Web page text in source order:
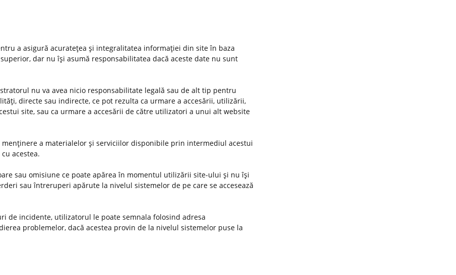
a asigură acurateţea şi integralitatea informaţiei din site în baza
dar nu îşi asumă responsabilitatea dacă aceste date nu sunt
nu va avea nicio responsabilitate legală sau de alt tip pentru
directe sau indirecte, ce pot rezulta ca urmare a accesării, utilizării,
site, sau ca urmare a accesării de către utilizatori a unui alt website
a materialelor şi serviciilor disponibile prin intermediul acestui
acestea.
sau omisiune ce poate apărea în momentul utilizării site-ului şi nu îşi
sau întreruperi apărute la nivelul sistemelor de pe care se accesează
de incidente, utilizatorul le poate semnala folosind adresa
problemelor, dacă acestea provin de la nivelul sistemelor puse la